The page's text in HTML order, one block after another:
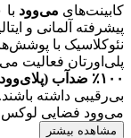
کابینت‌های می‌وود
پیشرفته آلمانی و
نئوکلاسیک با
پلی‌اورتان فعالیت
۱۰۰٪ ضدآب (پلای‌وود چندلایی)
بی‌رقیبی داشته
می‌وود فضایی لوکس
مشاهده بیشتر